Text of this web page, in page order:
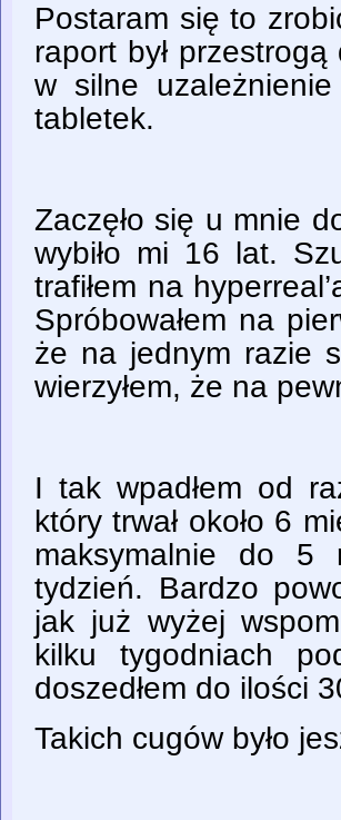
Postaram się to
raport był
w silne
tabletek.
Zaczęło się u mnie
wybiło mi 16 lat.
trafiłem na
Spróbowałem na
że na jednym razie
wierzyłem, że na
I tak wpadłem od
który trwał około 6
maksymalnie do 5
tydzień. Bardzo
jak już wyżej
kilku tygodniach
doszedłem do ilości
Takich cugów było